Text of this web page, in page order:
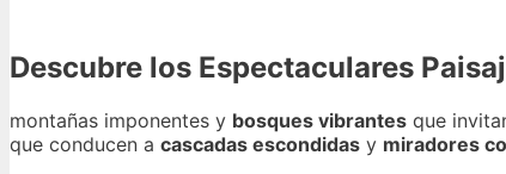
Descubre los Espectaculares
montañas imponentes y bosques vibrantes que
que conducen a cascadas escondidas y miradores